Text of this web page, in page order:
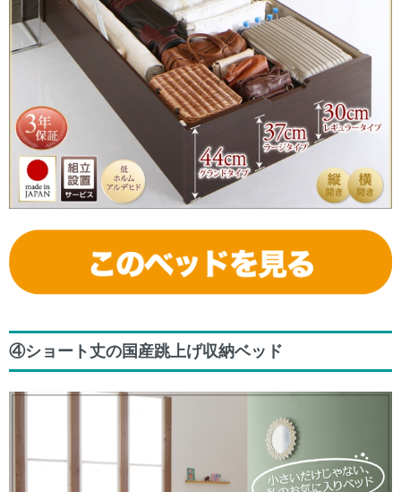
④ショート丈の国産跳上げ収納ベッド